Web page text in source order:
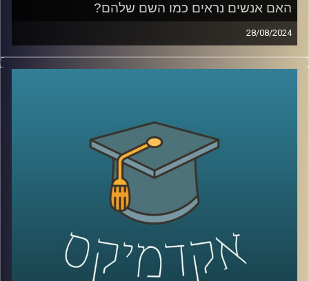
האם אנשים נראים כמו השם שלהם?
28/08/2024
מה משפיע עלינו יותר? הסביבה או התורשה?
מדובר בויכוח עתיק למדי עם המון דעות ומחקרים לכאן ולכאן.
שהיא יכולה לשנות אפילו את מראה הפנים שלנו.
אז על זה ועוד תדבר איתנו היום ד״ר יונת צוובנר, בית ספר
אריסון למנהל עסקים, אוניברסיטת רייכמן.
AudioVersity